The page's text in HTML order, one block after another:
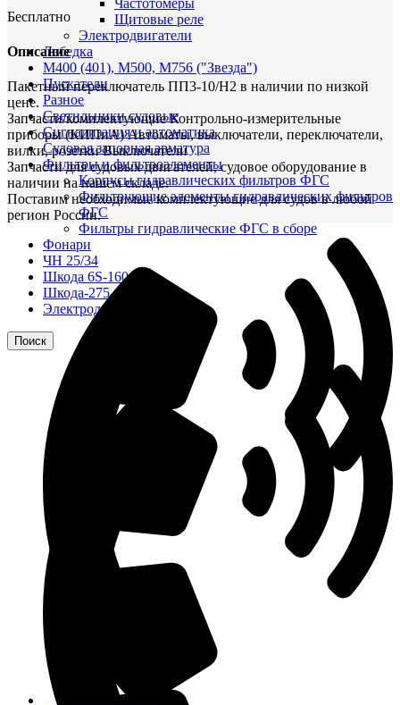
Частотомеры
Щитовые реле
Электродвигатели
Лебедка
М400 (401), М500, М756 ("Звезда")
Пускатели
Разное
Светильники судовые
Сигнализация и автоматика
Судовая запорная арматура
Фильтры и фильтроэлементы
Корпусы гидравлических фильтров ФГС
Фильтрующие элементы гидравлических фильтров
ФГС
Фильтры гидравлические ФГС в сборе
Фонари
ЧН 25/34
Шкода 6S-160
Шкода-275
Электродвигатели
Поиск
Бесплатно
Описание
Пакетный переключатель ПП3-10/Н2 в наличии по низкой
цене.
Запчасти/комплектующие Контрольно-измерительные
приборы (КИПиА) Автоматы, выключатели, переключатели,
вилки, розетки Выключатели
Запчасти для судовых двигателей, судовое оборудование в
наличии на нашем складе.
Поставим необходимые комплектующие для судов в любой
регион России.